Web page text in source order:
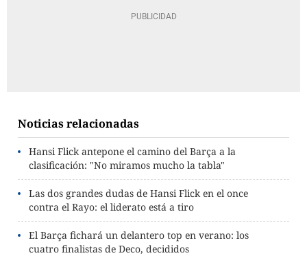
Noticias relacionadas
Hansi Flick antepone el camino del Barça a la
clasificación: "No miramos mucho la tabla"
Las dos grandes dudas de Hansi Flick en el once
contra el Rayo: el liderato está a tiro
El Barça fichará un delantero top en verano: los
cuatro finalistas de Deco, decididos